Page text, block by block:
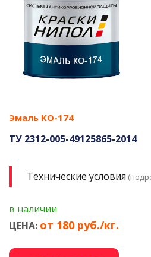
Эмаль КО-174
ТУ 2312-005-49125865-2014
Технические условия
в наличии
ЦЕНА: от 180 руб./кг.